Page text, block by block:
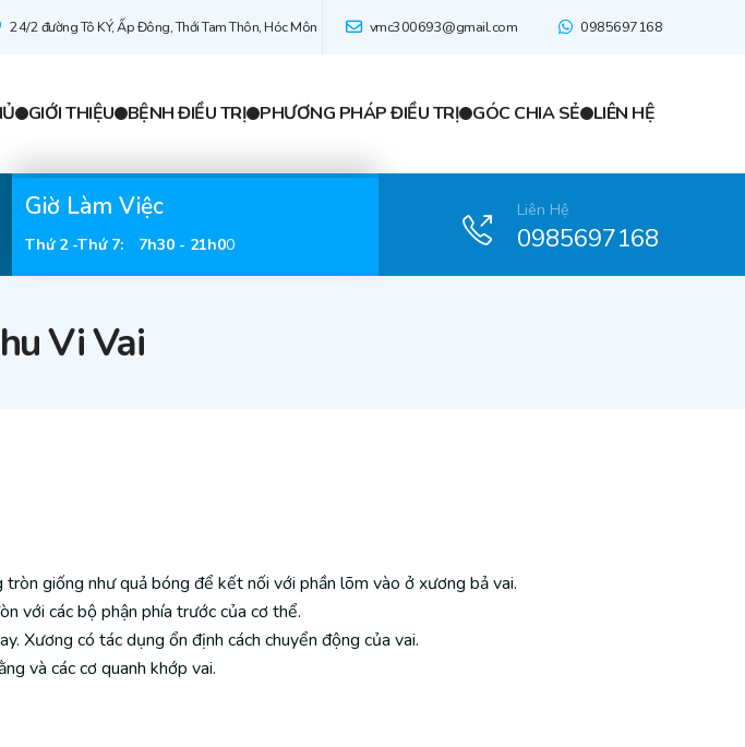
24/2 đường Tô KÝ, Ấp Đông, Thới Tam Thôn, Hóc Môn vmc300693@gmail.com 0985697168
GIỚI THIỆU BỆNH ĐIỀU TRỊ PHƯƠNG PHÁP ĐIỀU TRỊ GÓC CHIA SẺ LIÊN HỆ
Giờ Làm Việc
Thứ 2 -Thứ 7: 7h30 - 21h00
Liên Hệ
0985697168
Vi Vai
giống như quả bóng để kết nối với phần lõm vào ở xương bả vai.
với các bộ phận phía trước của cơ thể.
Xương có tác dụng ổn định cách chuyển động của vai.
và các cơ quanh khớp vai.